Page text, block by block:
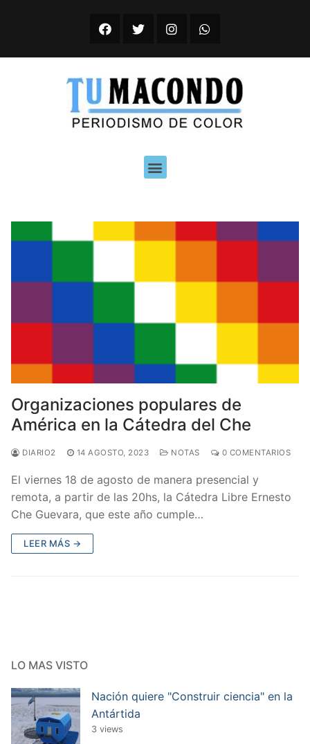
Organizaciones populares de
América en la Cátedra del Che
DIARIO2 14 AGOSTO, 2023 NOTAS 0 COMENTARIOS
El viernes 18 de agosto de manera presencial y
remota, a partir de las 20hs, la Cátedra Libre Ernesto
Che Guevara, que este año cumple…
LEER MÁS →
LO MAS VISTO
Nación quiere "Construir ciencia" en la
Antártida
3 views